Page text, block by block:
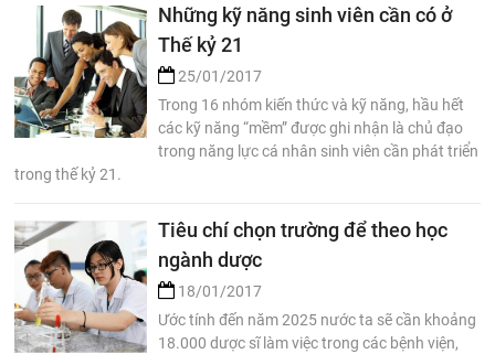
Những kỹ năng sinh viên cần có ở
Thế kỷ 21
25/01/2017
Trong 16 nhóm kiến thức và kỹ năng, hầu hết
các kỹ năng “mềm” được ghi nhận là chủ đạo
trong năng lực cá nhân sinh viên cần phát triển
trong thế kỷ 21.
Tiêu chí chọn trường để theo học
ngành dược
18/01/2017
Ước tính đến năm 2025 nước ta sẽ cần khoảng
18.000 dược sĩ làm việc trong các bệnh viện,